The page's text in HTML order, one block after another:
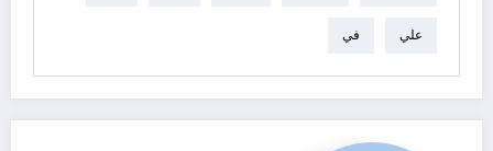
علي في